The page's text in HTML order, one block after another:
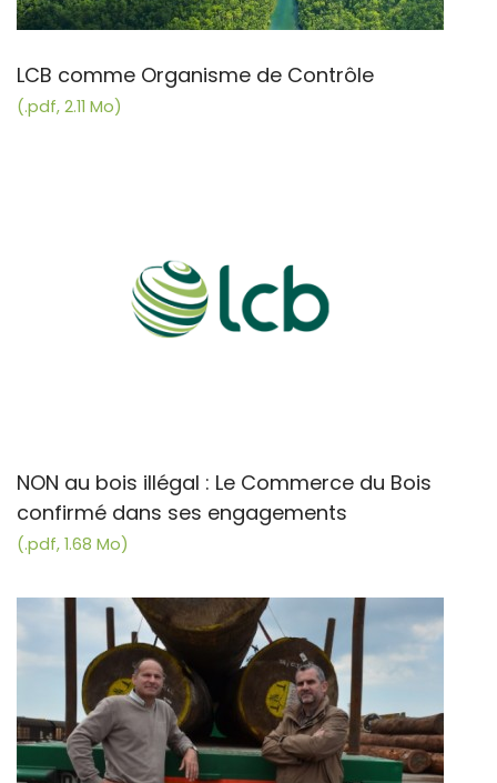
LCB comme Organisme de Contrôle
(.pdf, 2.11 Mo)
NON au bois illégal : Le Commerce du Bois
confirmé dans ses engagements
(.pdf, 1.68 Mo)